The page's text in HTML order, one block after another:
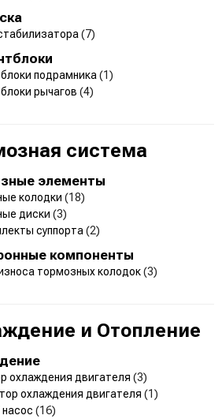
(7)
подрамника (1)
рычагов (4)
система
элементы
колодки (18)
диски (3)
суппорта (2)
компоненты
тормозных колодок(3)
и Отопление
охлаждения двигателя (3)
охлаждения двигателя (1)
(16)